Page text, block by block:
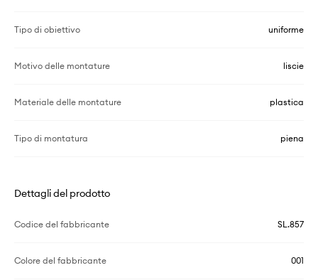
Tipo di obiettivo uniforme
Motivo delle montature liscie
Materiale delle montature plastica
Tipo di montatura piena
Dettagli del prodotto
Codice del fabbricante SL.857
Colore del fabbricante 001